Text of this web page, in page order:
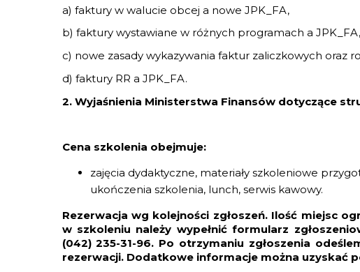
a) faktury w walucie obcej a nowe JPK_FA,
b) faktury wystawiane w różnych programach a JPK_FA,
c) nowe zasady wykazywania faktur zaliczkowych oraz
d) faktury RR a JPK_FA.
2. Wyjaśnienia Ministerstwa Finansów dotyczące
Cena szkolenia obejmuje:
zajęcia dydaktyczne, materiały szkoleniowe
ukończenia szkolenia, lunch, serwis kawowy.
Rezerwacja wg kolejności zgłoszeń. Ilość miejsc
w szkoleniu należy wypełnić formularz
(042) 235-31-96. Po otrzymaniu zgłoszenia
rezerwacji. Dodatkowe informacje można uzyskać